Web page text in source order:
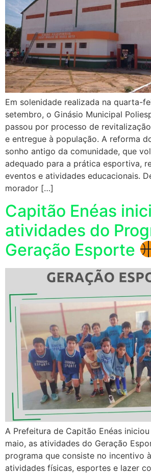
Em solenidade realizada na quarta-
setembro, o Ginásio Municipal
passou por processo de
e entregue à população. A reforma
sonho antigo da comunidade, que
adequado para a prática esportiva,
eventos e atividades educacionais.
morador […]
Capitão Enéas
atividades do
Geração Esporte
A Prefeitura de Capitão Enéas
maio, as atividades do Geração
programa que consiste no incentivo
atividades físicas, esportes e lazer